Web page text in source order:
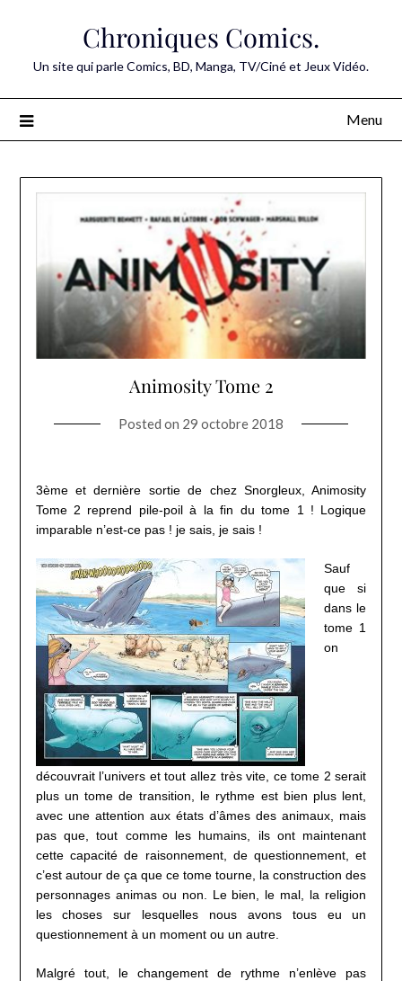
Chroniques Comics.
Un site qui parle Comics, BD, Manga, TV/Ciné et Jeux Vidéo.
Menu
Animosity Tome 2
Posted on 29 octobre 2018
3ème et dernière sortie de chez Snorgleux, Animosity
Tome 2 reprend pile-poil à la fin du tome 1 ! Logique
imparable n’est-ce pas ! je sais, je sais !
Sauf
que si
dans le
tome 1
on
découvrait l’univers et tout allez très vite, ce tome 2 serait
plus un tome de transition, le rythme est bien plus lent,
avec une attention aux états d’âmes des animaux, mais
pas que, tout comme les humains, ils ont maintenant
cette capacité de raisonnement, de questionnement, et
c’est autour de ça que ce tome tourne, la construction des
personnages animas ou non. Le bien, le mal, la religion
les choses sur lesquelles nous avons tous eu un
questionnement à un moment ou un autre.
Malgré tout, le changement de rythme n’enlève pas